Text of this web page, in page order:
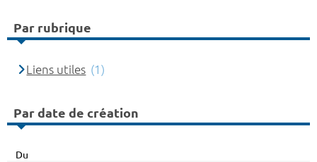
Par rubrique
Liens utiles (1)
Par date de création
Du